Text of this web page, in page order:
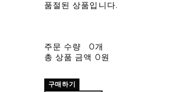
품절된 상품입니다.
주문 수량
0개
총 상품 금액 0원
구매하기